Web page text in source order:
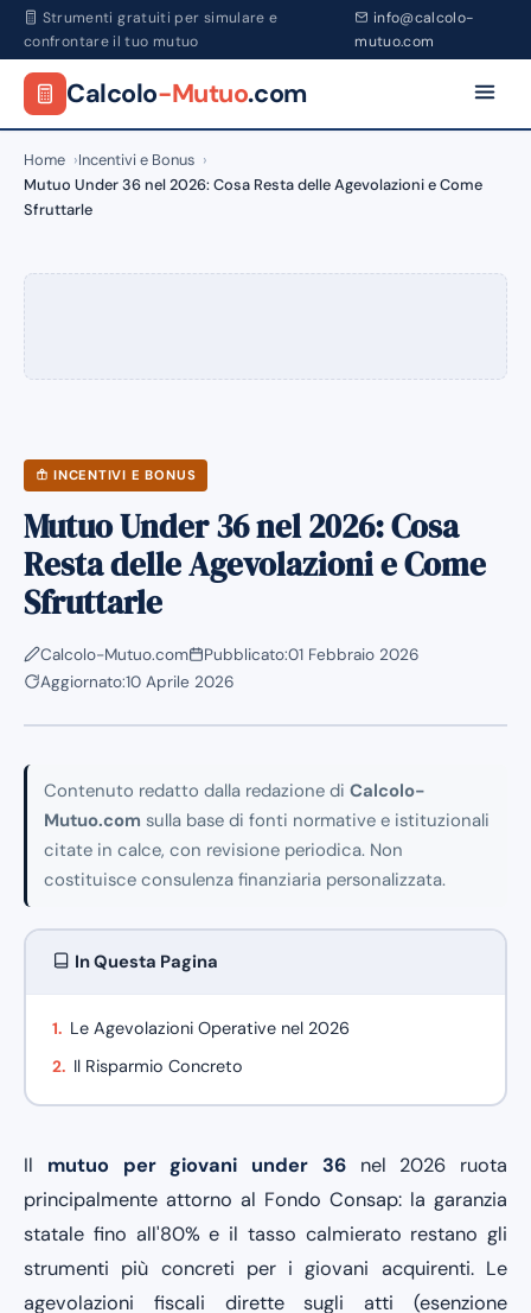
Strumenti gratuiti per simulare e
confrontare il tuo mutuo
info@calcolo-
mutuo.com
Calcolo-Mutuo.com
Home
Incentivi e Bonus
Mutuo Under 36 nel 2026: Cosa Resta delle Agevolazioni e Come
Sfruttarle
INCENTIVI E BONUS
Mutuo Under 36 nel 2026: Cosa
Resta delle Agevolazioni e Come
Sfruttarle
Calcolo-Mutuo.com Pubblicato:01 Febbraio 2026
Aggiornato:10 Aprile 2026
Contenuto redatto dalla redazione di Calcolo-
Mutuo.com sulla base di fonti normative e istituzionali
citate in calce, con revisione periodica. Non
costituisce consulenza finanziaria personalizzata.
In Questa Pagina
Le Agevolazioni Operative nel 2026
Il Risparmio Concreto
Il mutuo per giovani under 36nel 2026 ruota
principalmente attorno al Fondo Consap: la garanzia
statale fino all'80% e il tasso calmierato restano gli
strumenti più concreti per i giovani acquirenti. Le
agevolazioni fiscali dirette sugli atti (esenzione